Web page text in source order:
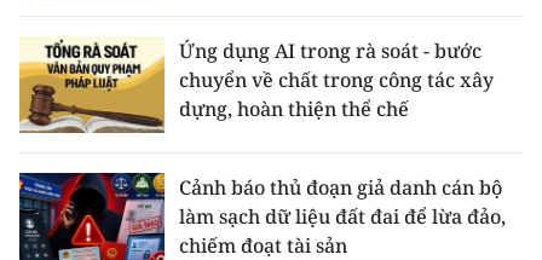
Ứng dụng AI trong rà soát - bước
chuyển về chất trong công tác xây
dựng, hoàn thiện thể chế
Cảnh báo thủ đoạn giả danh cán bộ
làm sạch dữ liệu đất đai để lừa đảo,
chiếm đoạt tài sản